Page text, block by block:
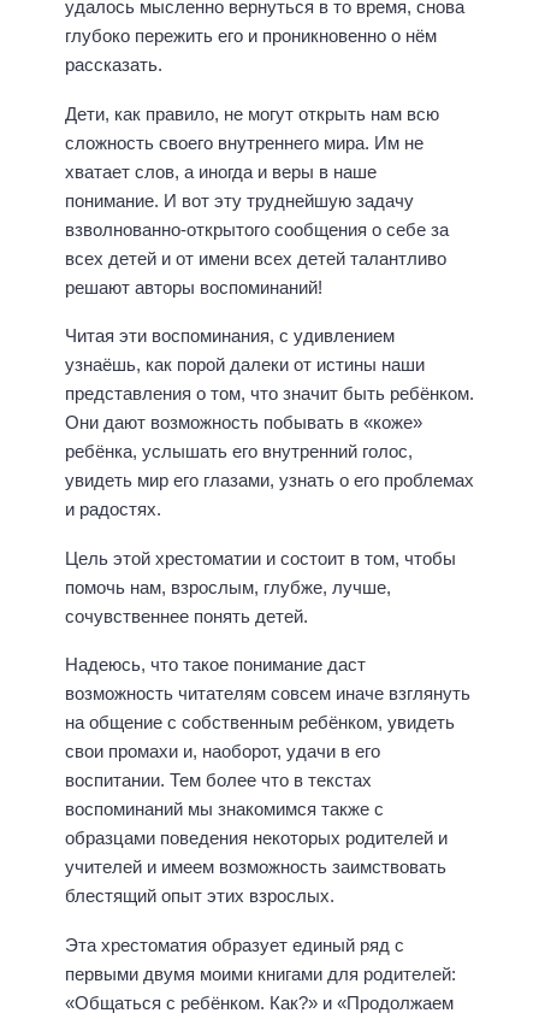
удалось мысленно вернуться в то время, снова
глубоко пережить его и проникновенно о нём
рассказать.
Дети, как правило, не могут открыть нам всю
сложность своего внутреннего мира. Им не
хватает слов, а иногда и веры в наше
понимание. И вот эту труднейшую задачу
взволнованно-открытого сообщения о себе за
всех детей и от имени всех детей талантливо
решают авторы воспоминаний!
Читая эти воспоминания, с удивлением
узнаёшь, как порой далеки от истины наши
представления о том, что значит быть ребёнком.
Они дают возможность побывать в «коже»
ребёнка, услышать его внутренний голос,
увидеть мир его глазами, узнать о его проблемах
и радостях.
Цель этой хрестоматии и состоит в том, чтобы
помочь нам, взрослым, глубже, лучше,
сочувственнее понять детей.
Надеюсь, что такое понимание даст
возможность читателям совсем иначе взглянуть
на общение с собственным ребёнком, увидеть
свои промахи и, наоборот, удачи в его
воспитании. Тем более что в текстах
воспоминаний мы знакомимся также с
образцами поведения некоторых родителей и
учителей и имеем возможность заимствовать
блестящий опыт этих взрослых.
Эта хрестоматия образует единый ряд с
первыми двумя моими книгами для родителей:
«Общаться с ребёнком. Как?» и «Продолжаем